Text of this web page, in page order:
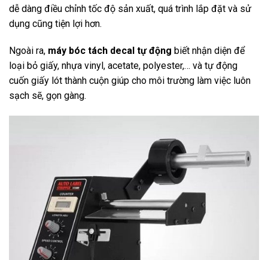
dễ dàng điều chỉnh tốc độ sản xuất, quá trình lắp đặt và sử
dụng cũng tiện lợi hơn.
Ngoài ra, máy bóc tách decal tự động biết nhận diện để
loại bỏ giấy, nhựa vinyl, acetate, polyester,… và tự động
cuốn giấy lót thành cuộn giúp cho môi trường làm việc luôn
sạch sẽ, gọn gàng.